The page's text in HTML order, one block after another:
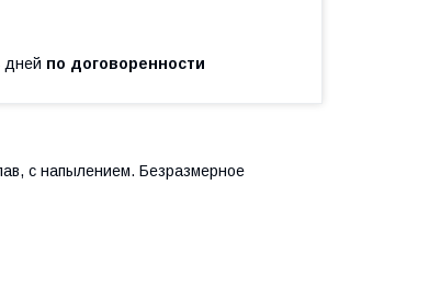
дней по договоренности
с напылением. Безразмерное